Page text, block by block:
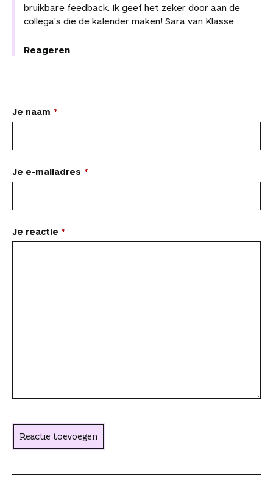
bruikbare feedback. Ik geef het zeker door aan de
collega's die de kalender maken! Sara van Klasse
Reageren
L
a
t
e
n
r
t
e
Je naam
Je e-mailadres
Je reactie
Reactie toevoegen